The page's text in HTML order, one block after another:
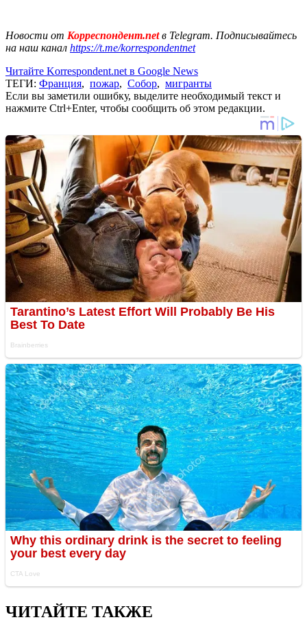
Новости от Корреспондент.netв Telegram. Подписывайтесь
на наш канал https://t.me/korrespondentnet
Читайте Korrespondent.net в Google News
ТЕГИ: Франция, пожар, Собор, мигранты
Если вы заметили ошибку, выделите необходимый текст и
нажмите Ctrl+Enter, чтобы сообщить об этом редакции.
ЧИТАЙТЕ ТАКЖЕ